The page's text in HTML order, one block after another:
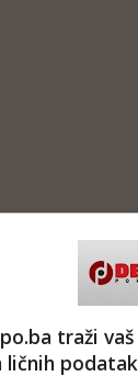
traži
ličnih